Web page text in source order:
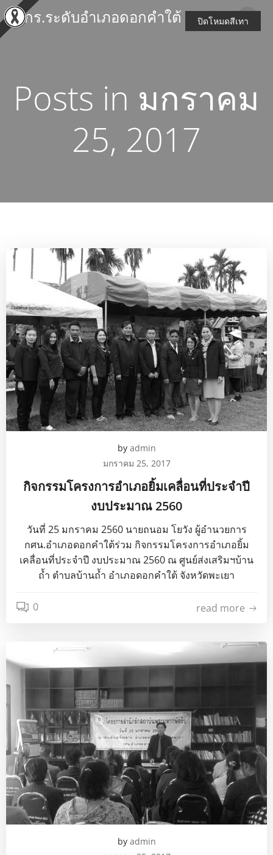
to
สกร.ระดับอำเภอดอกคำใต้
Posts in มกราคม
25, 2017
by admin
มกราคม 25, 2017
กิจกรรมโครงการอำเภอยิ้มเคลื่อนที่ประจำปี
งบประมาณ 2560
วันที่ 25 มกราคม 2560 นายถนอม โยวัง ผู้อำนวยการ
กศน.อำเภอดอกคำใต้ร่วม กิจกรรมโครงการอำเภอยิ้ม
เคลื่อนที่ประจำปี งบประมาณ 2560 ณ ศูนย์ส่งเสริมฯบ้าน
ถ้ำ ตำบลบ้านถ้ำ อำเภอดอกคำใต้ จังหวัดพะเยา
0 read more
by admin
ปิดโหมดสีเทา